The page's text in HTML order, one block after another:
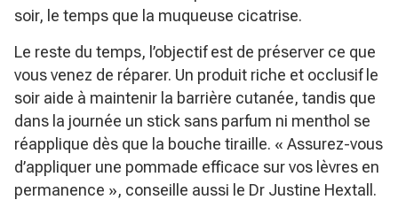
soir, le temps que la muqueuse cicatrise.
Le reste du temps, l’objectif est de préserver ce que
vous venez de réparer. Un produit riche et occlusif le
soir aide à maintenir la barrière cutanée, tandis que
dans la journée un stick sans parfum ni menthol se
réapplique dès que la bouche tiraille. « Assurez-vous
d’appliquer une pommade efficace sur vos lèvres en
permanence », conseille aussi le Dr Justine Hextall.